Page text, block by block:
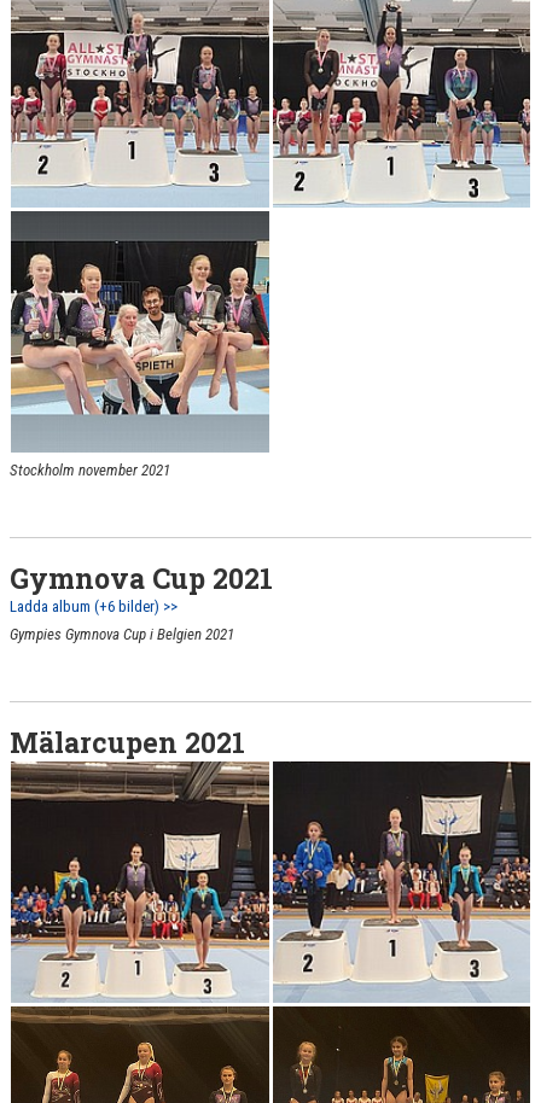
Stockholm november 2021
Gymnova Cup 2021
Ladda album (+6 bilder) >>
Gympies Gymnova Cup i Belgien 2021
Mälarcupen 2021